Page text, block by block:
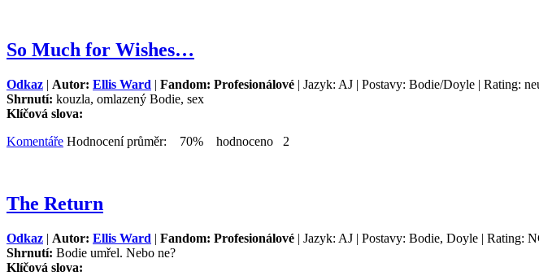
So Much for Wishes…
Odkaz | Autor: Ellis Ward | Fandom: Profesionálové | Jazyk: AJ | Postavy: Bodie/Doyle | Rating:
Shrnutí: kouzla, omlazený Bodie, sex
Klíčová slova:
Komentáře Hodnocení průměr: 70% hodnoceno 2
The Return
Odkaz | Autor: Ellis Ward | Fandom: Profesionálové | Jazyk: AJ | Postavy: Bodie, Doyle | Rating:
Shrnutí: Bodie umřel. Nebo ne?
Klíčová slova: